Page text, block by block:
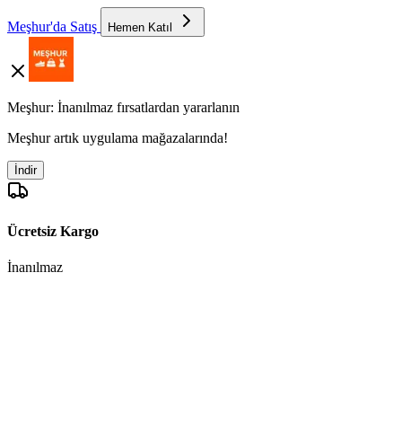
Meşhur'da Satış Hemen Katıl
Meşhur: İnanılmaz fırsatlardan yararlanın
Meşhur artık uygulama mağazalarında!
İndir
Ücretsiz Kargo
İnanılmaz